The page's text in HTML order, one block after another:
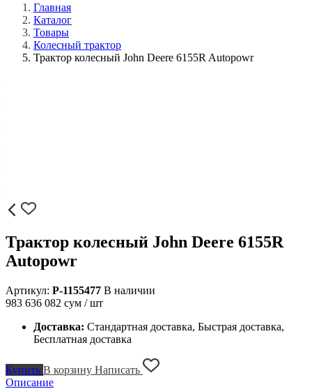
Главная
Каталог
Товары
Колесный трактор
Трактор колесный John Deere 6155R Autopowr
Трактор колесный John Deere 6155R
Autopowr
Артикул: P-1155477 В наличии
983 636 082 сум / шт
Доставка: Стандартная доставка, Быстрая доставка,
Бесплатная доставка
Купить В корзину Написать
Описание